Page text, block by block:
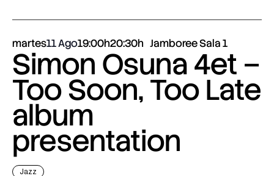
martes11 Ago19:00h20:30h Jamboree Sala 1
Simon Osuna 4et –
Too Soon, Too Late
album
presentation
Jazz